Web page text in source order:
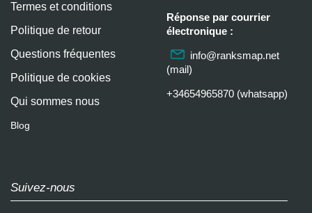
Termes et conditions
Politique de retour
Questions fréquentes
Politique de cookies
Qui sommes nous
Blog
Réponse par courrier
électronique :
info@ranksmap.net
(mail)
+34654965870 (whatsapp)
Suivez-nous